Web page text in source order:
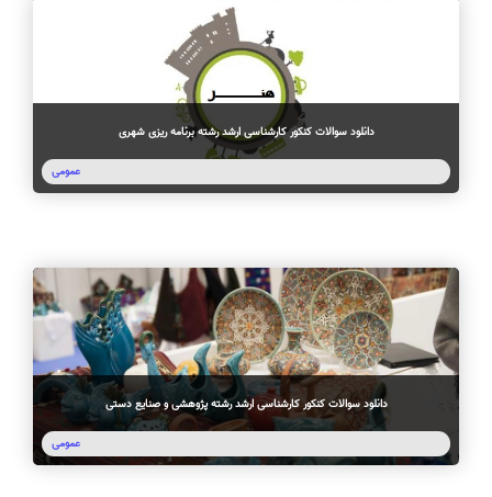
دانلود سوالات کنکور کارشناسی ارشد رشته برنامه ریزی شهری
عمومی
دانلود سوالات کنکور کارشناسی ارشد رشته پژوهشی و صنایع دستی
عمومی